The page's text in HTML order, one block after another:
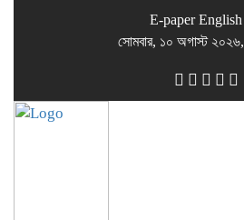
E-paper
সোমবার, ১০ অগাস্ট